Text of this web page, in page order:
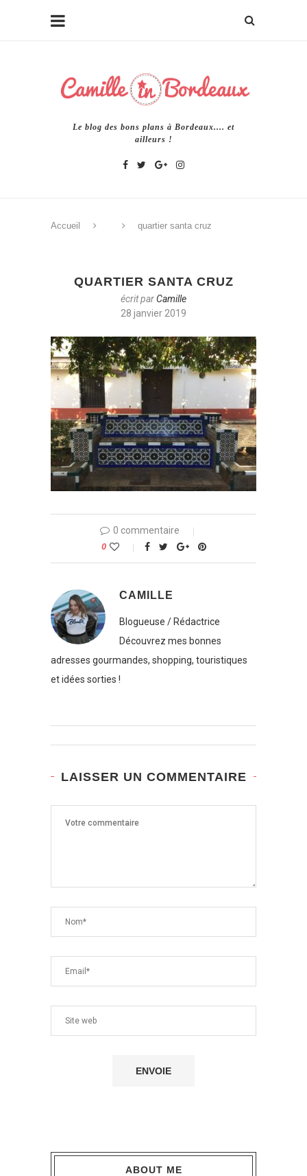
Le blog des bons plans à Bordeaux.... et
ailleurs !
Accueil quartier santa cruz
QUARTIER SANTA CRUZ
écrit parCamille
28 janvier 2019
0 commentaire
0
CAMILLE
Blogueuse / Rédactrice
Découvrez mes bonnes
adresses gourmandes, shopping, touristiques
et idées sorties !
LAISSER UN COMMENTAIRE
ABOUT ME